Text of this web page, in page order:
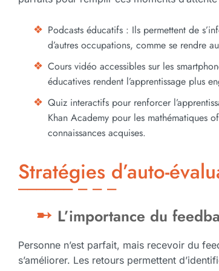
Podcasts éducatifs : Ils permettent de
d’autres occupations, comme se rendre
Cours vidéo accessibles sur les
éducatives rendent l’apprentissage plus
Quiz interactifs pour renforcer
Khan Academy pour les mathématiques
connaissances acquises.
Stratégies d’auto-
L’importance du
Personne n’est parfait, mais recevoir du
s’améliorer. Les retours permettent